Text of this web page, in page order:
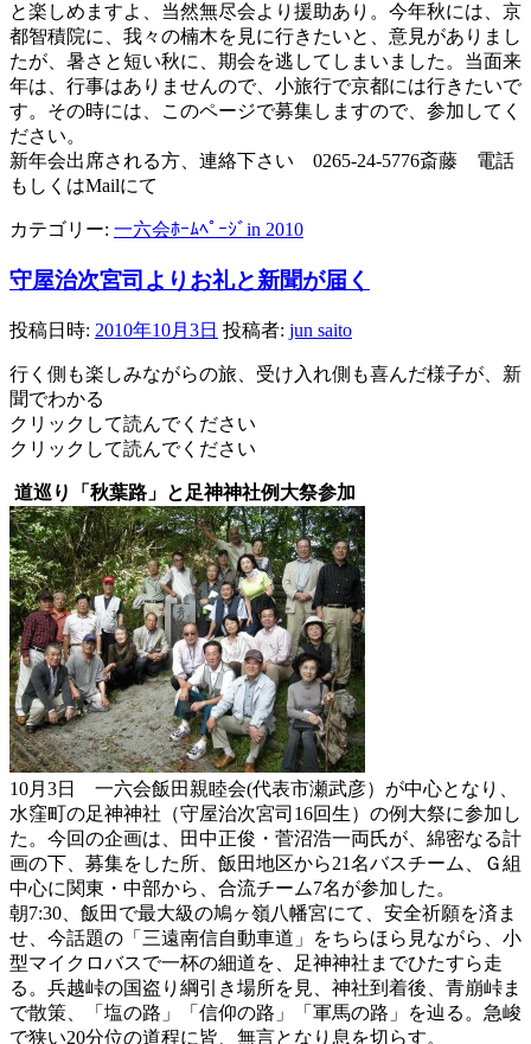
と楽しめますよ、当然無尽会より援助あり。今年秋には、京
都智積院に、我々の楠木を見に行きたいと、意見がありまし
たが、暑さと短い秋に、期会を逃してしまいました。当面来
年は、行事はありませんので、小旅行で京都には行きたいで
す。その時には、このページで募集しますので、参加してく
ださい。
新年会出席される方、連絡下さい 0265-24-5776斎藤 電話
もしくはMailにて
カテゴリー: 一六会ﾎｰﾑﾍﾟｰｼﾞin 2010
守屋治次宮司よりお礼と新聞が届く
投稿日時: 2010年10月3日 投稿者: jun saito
行く側も楽しみながらの旅、受け入れ側も喜んだ様子が、新
聞でわかる
クリックして読んでください
クリックして読んでください
道巡り「秋葉路」と足神神社例大祭参加
10月3日 一六会飯田親睦会(代表市瀬武彦）が中心となり、
水窪町の足神神社（守屋治次宮司16回生）の例大祭に参加し
た。今回の企画は、田中正俊・菅沼浩一両氏が、綿密なる計
画の下、募集をした所、飯田地区から21名バスチーム、Ｇ組
中心に関東・中部から、合流チーム7名が参加した。
朝7:30、飯田で最大級の鳩ヶ嶺八幡宮にて、安全祈願を済ま
せ、今話題の「三遠南信自動車道」をちらほら見ながら、小
型マイクロバスで一杯の細道を、足神神社までひたすら走
る。兵越峠の国盗り綱引き場所を見、神社到着後、青崩峠ま
で散策、「塩の路」「信仰の路」「軍馬の路」を辿る。急峻
で狭い20分位の道程に皆、無言となり息を切らす。